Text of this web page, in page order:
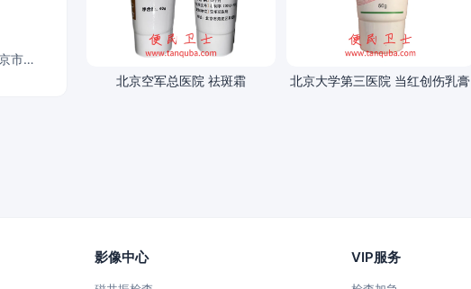
北京市肛肠医院(北京市二龙路医院)
北京空军总医院 祛斑霜 北京大学第三医院 当红创伤乳膏
影像中心 VIP服务